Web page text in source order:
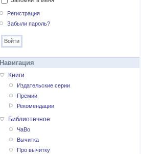
Регистрация
Забыли пароль?
Навигация
Книги
Издательские серии
Премии
Рекомендации
Библиотечное
ЧаВо
Вычитка
Про вычитку